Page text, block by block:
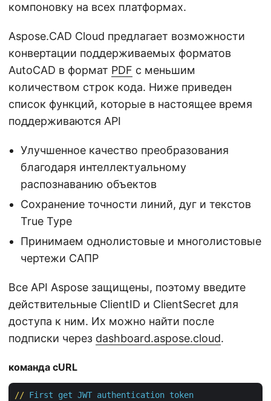
компоновку на всех платформах.
Aspose.CAD Cloud предлагает возможности
конвертации поддерживаемых форматов
AutoCAD в формат PDF с меньшим
количеством строк кода. Ниже приведен
список функций, которые в настоящее время
поддерживаются API
Улучшенное качество преобразования
благодаря интеллектуальному
распознаванию объектов
Сохранение точности линий, дуг и текстов
True Type
Принимаем однолистовые и многолистовые
чертежи САПР
Все API Aspose защищены, поэтому введите
действительные ClientID и ClientSecret для
доступа к ним. Их можно найти после
подписки через dashboard.aspose.cloud.
команда cURL
// First get JWT authentication token